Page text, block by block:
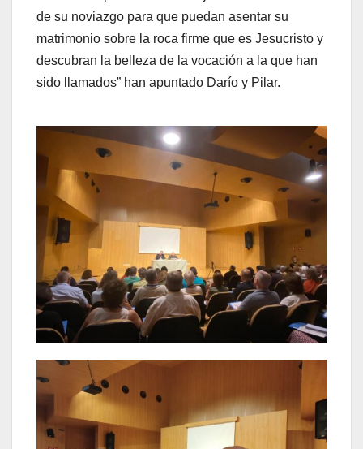
de su noviazgo para que puedan asentar su
matrimonio sobre la roca firme que es Jesucristo y
descubran la belleza de la vocación a la que han
sido llamados” han apuntado Darío y Pilar.